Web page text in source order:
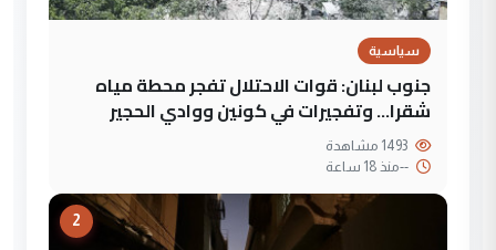
سياسية
جنوب لبنان: قوات الاحتلال تفجر محطة مياه
شقرا… وتفجيرات في كونين ووادي الحجير
--منذ 18 ساعة
2